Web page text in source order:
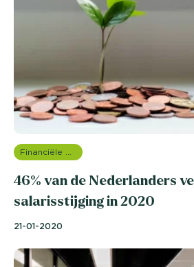
Financiële dienstverlening
46% van de Nederlanders
salarisstijging in 2020
21-01-2020